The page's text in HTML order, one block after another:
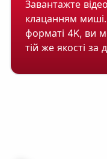
Завантажте
клацанням
форматі 4K, ви
тій же якості